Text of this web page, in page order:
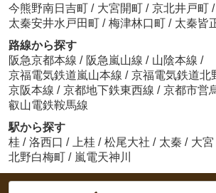
今熊野南日吉町 / 大宮開町 / 京北井戸町 /
太秦安井水戸田町 / 梅津林口町 / 太秦皆
路線から探す
阪急京都本線 / 阪急嵐山線 / 山陰本線 /
京福電気鉄道嵐山本線 / 京福電気鉄道北
京阪本線 / 京都地下鉄東西線 / 京都市営
叡山電鉄鞍馬線
駅から探す
桂 / 洛西口 / 上桂 / 松尾大社 / 太秦 / 大宮
北野白梅町 / 嵐電天神川